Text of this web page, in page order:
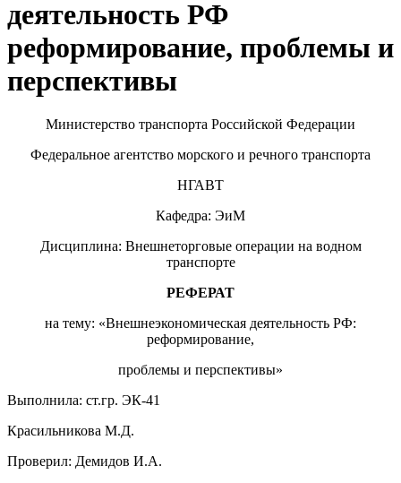
деятельность РФ
реформирование, проблемы и
перспективы
Министерство транспорта Российской Федерации
Федеральное агентство морского и речного транспорта
НГАВТ
Кафедра: ЭиМ
Дисциплина: Внешнеторговые операции на водном
транспорте
РЕФЕРАТ
на тему: «Внешнеэкономическая деятельность РФ:
реформирование,
проблемы и перспективы»
Выполнила: ст.гр. ЭК-41
Красильникова М.Д.
Проверил: Демидов И.А.